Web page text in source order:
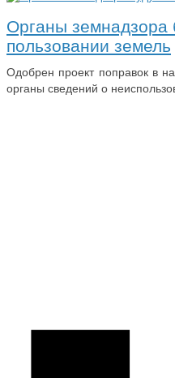
Органы земнадзора
пользовании земель
Одобрен проект поправок в
органы сведений о